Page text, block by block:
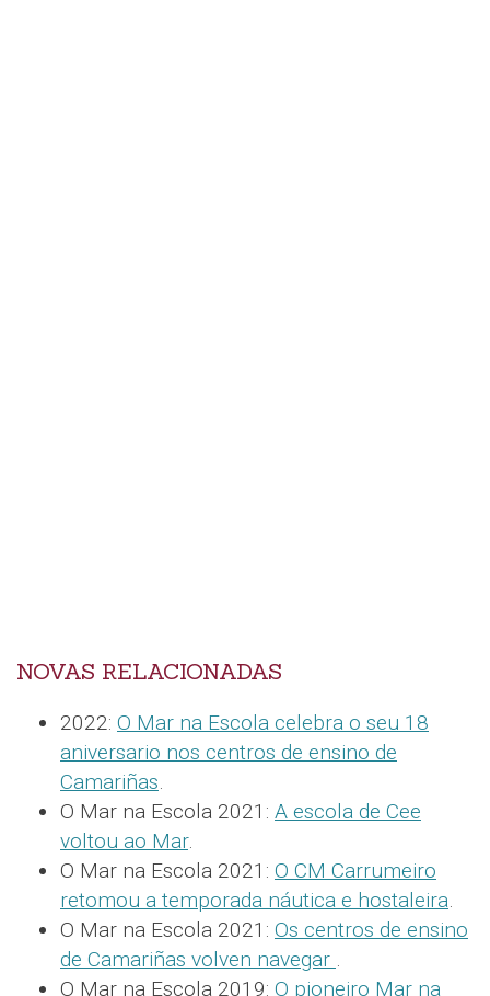
NOVAS RELACIONADAS
2022: O Mar na Escola celebra o seu 18
aniversario nos centros de ensino de
Camariñas.
O Mar na Escola 2021: A escola de Cee
voltou ao Mar.
O Mar na Escola 2021: O CM Carrumeiro
retomou a temporada náutica e hostaleira.
O Mar na Escola 2021: Os centros de ensino
de Camariñas volven navegar .
O Mar na Escola 2019: O pioneiro Mar na